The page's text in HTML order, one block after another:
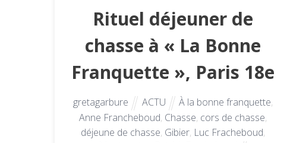
Rituel déjeuner de
chasse à « La Bonne
Franquette », Paris 18e
gretagarbure ACTU À la bonne franquette,
Anne Francheboud, Chasse, cors de chasse,
déjeune de chasse, Gibier, Luc Fracheboud,